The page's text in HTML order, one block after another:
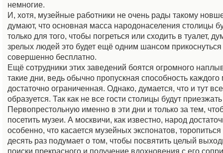
немногие.
И, хотя, музейные работники не очень рады такому
думают, что основная масса народонаселения столицы
только для того, чтобы погреться или сходить в туалет,
зрелых людей это будет ещё одним шансом прикоснуться
совершенно бесплатно.
Ещё сотрудники этих заведений боятся огромного
такие дни, ведь обычно пропускная способность каждого
достаточно ограниченная. Однако, думается, что и тут
образуется. Так как не все гости столицы будут
Первопрестольную именно в эти дни и только за тем,
посетить музеи. А москвичи, как известно, народ
особенно, что касается музейных экспонатов,
десять раз подумает о том, чтобы посвятить целый
поиски прекрасного и получение вдохновения с его